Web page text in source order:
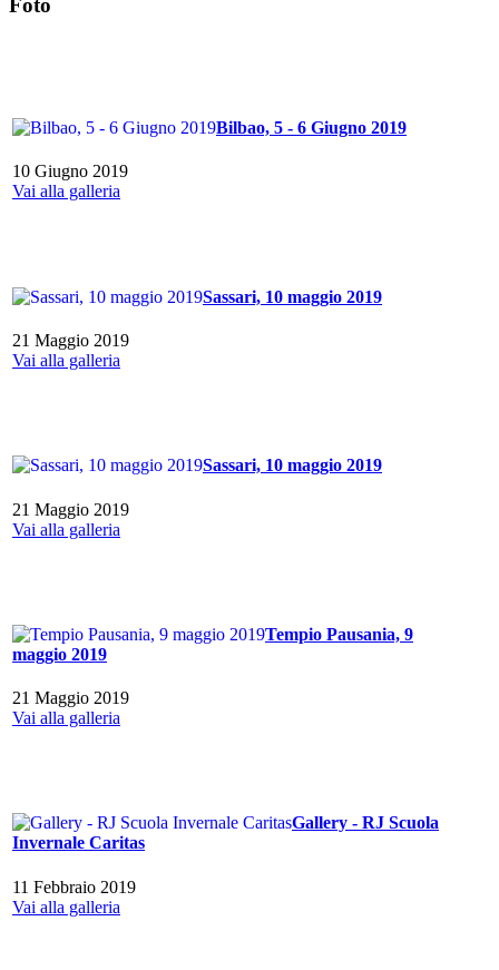
Foto
Bilbao, 5 - 6 Giugno 2019
10 Giugno 2019
Vai alla galleria
Sassari, 10 maggio 2019
21 Maggio 2019
Vai alla galleria
Sassari, 10 maggio 2019
21 Maggio 2019
Vai alla galleria
Tempio Pausania, 9
maggio 2019
21 Maggio 2019
Vai alla galleria
Gallery - RJ Scuola
Invernale Caritas
11 Febbraio 2019
Vai alla galleria